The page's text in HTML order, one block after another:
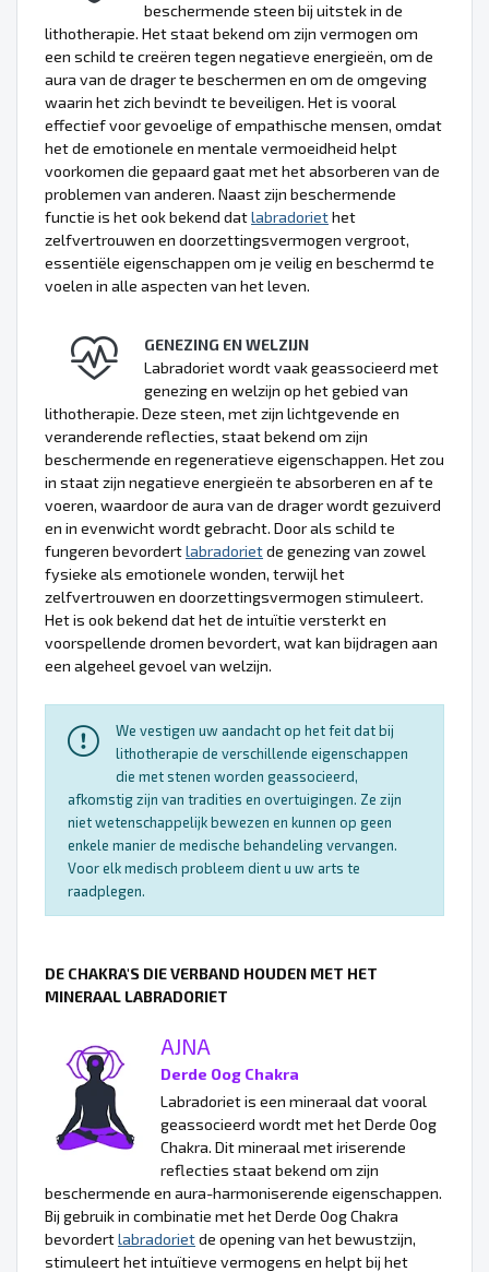
beschermende steen bij uitstek in de
lithotherapie. Het staat bekend om zijn vermogen om
een schild te creëren tegen negatieve energieën, om de
aura van de drager te beschermen en om de omgeving
waarin het zich bevindt te beveiligen. Het is vooral
effectief voor gevoelige of empathische mensen, omdat
het de emotionele en mentale vermoeidheid helpt
voorkomen die gepaard gaat met het absorberen van de
problemen van anderen. Naast zijn beschermende
functie is het ook bekend datlabradoriethet
zelfvertrouwen en doorzettingsvermogen vergroot,
essentiële eigenschappen om je veilig en beschermd te
voelen in alle aspecten van het leven.
GENEZING EN WELZIJN
Labradoriet wordt vaak geassocieerd met
genezing en welzijn op het gebied van
lithotherapie. Deze steen, met zijn lichtgevende en
veranderende reflecties, staat bekend om zijn
beschermende en regeneratieve eigenschappen. Het zou
in staat zijn negatieve energieën te absorberen en af te
voeren, waardoor de aura van de drager wordt gezuiverd
en in evenwicht wordt gebracht. Door als schild te
fungeren bevordertlabradorietde genezing van zowel
fysieke als emotionele wonden, terwijl het
zelfvertrouwen en doorzettingsvermogen stimuleert.
Het is ook bekend dat het de intuïtie versterkt en
voorspellende dromen bevordert, wat kan bijdragen aan
een algeheel gevoel van welzijn.
We vestigen uw aandacht op het feit dat bij
lithotherapie de verschillende eigenschappen
die met stenen worden geassocieerd,
afkomstig zijn van tradities en overtuigingen. Ze zijn
niet wetenschappelijk bewezen en kunnen op geen
enkele manier de medische behandeling vervangen.
Voor elk medisch probleem dient u uw arts te
raadplegen.
DE CHAKRA'S DIE VERBAND HOUDEN MET HET
MINERAAL LABRADORIET
AJNA
Derde Oog Chakra
Labradoriet is een mineraal dat vooral
geassocieerd wordt met het Derde Oog
Chakra. Dit mineraal met iriserende
reflecties staat bekend om zijn
beschermende en aura-harmoniserende eigenschappen.
Bij gebruik in combinatie met het Derde Oog Chakra
bevordertlabradorietde opening van het bewustzijn,
stimuleert het intuïtieve vermogens en helpt bij het